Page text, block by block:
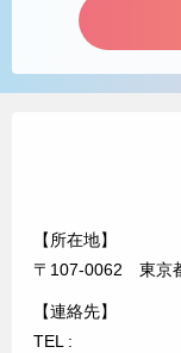
【所在地】
〒107-0062 東京
【連絡先】
TEL :